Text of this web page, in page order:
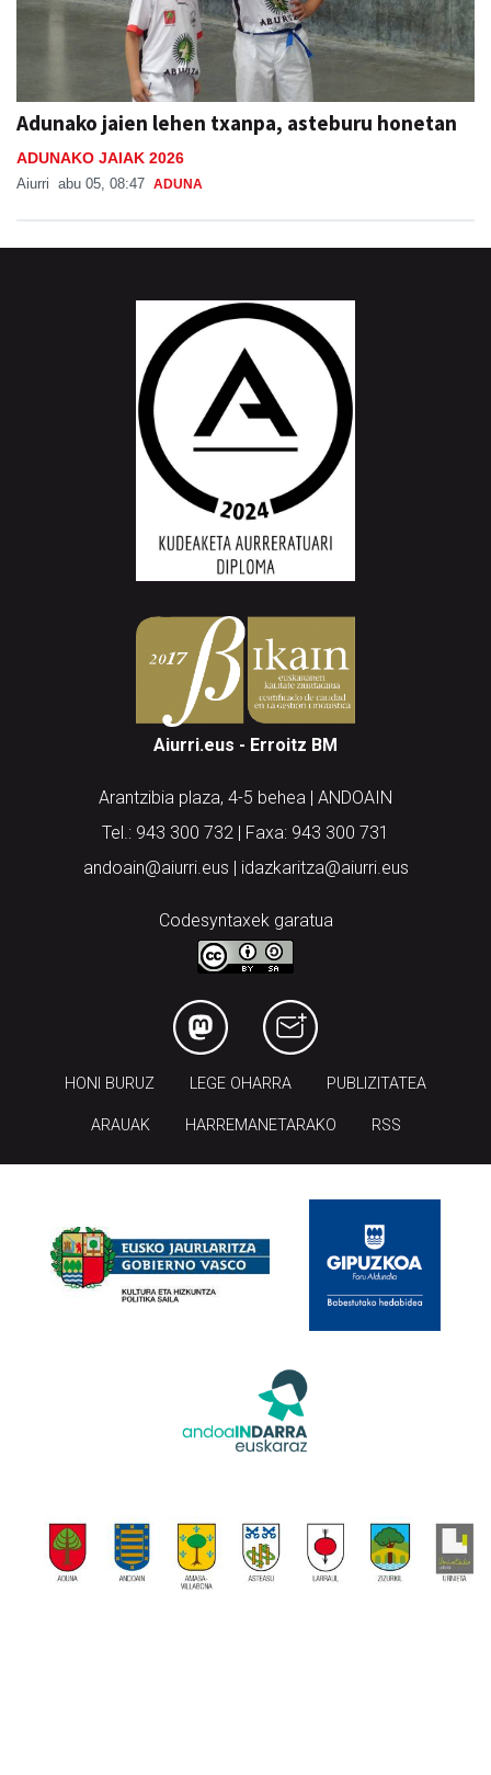
Adunako jaien lehen txanpa, asteburu honetan
ADUNAKO JAIAK 2026
Aiurri abu 05, 08:47 ADUNA
Aiurri.eus - Erroitz BM
Arantzibia plaza, 4-5 behea | ANDOAIN
Tel.: 943 300 732 | Faxa: 943 300 731
andoain@aiurri.eus | idazkaritza@aiurri.eus
Codesyntaxek garatua
HONI BURUZ LEGE OHARRA PUBLIZITATEA
ARAUAK HARREMANETARAKO RSS